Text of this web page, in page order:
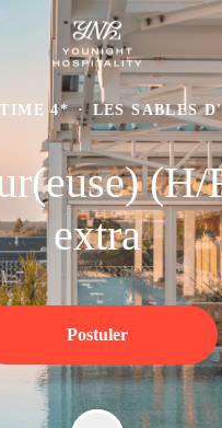
4* · LES SABLES
(H/
extra
Postuler